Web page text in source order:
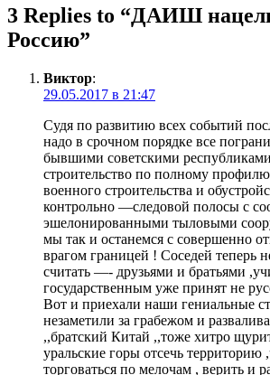
3 Replies to “ДАИШ
Россию”
Виктор:
29.05.2017 в 21:47
Судя по развитию всех событий
надо в срочном порядке все
бывшими советскими
строительство по полному
военного строительства и
контрольно —следовой полосы с
эшелонированными тыловыми
мы так и останемся с совершенно
врагом границей ! Соседей теперь
считать —- друзьями и братьями
государственным уже принят не
Вот и приехали наши гениальные
незаметили за грабежом и
,,братский Китай ,,тоже хитро
уральские горы отсечь территорию
торговаться по мелочам , верить и